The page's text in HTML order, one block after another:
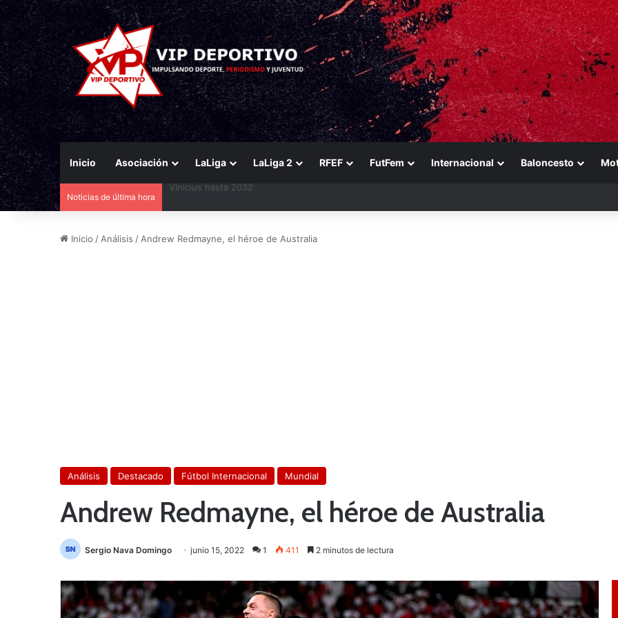
Inicio Asociación LaLiga LaLiga 2 RFEF FutFem Internacional Baloncesto
Noticias de última hora
Inicio / Análisis / Andrew Redmayne, el héroe de Australia
Análisis Destacado Fútbol Internacional Mundial
Andrew Redmayne, el héroe de Australia
Sergio Nava Domingo junio 15, 2022 1 411 2 minutos de lectura